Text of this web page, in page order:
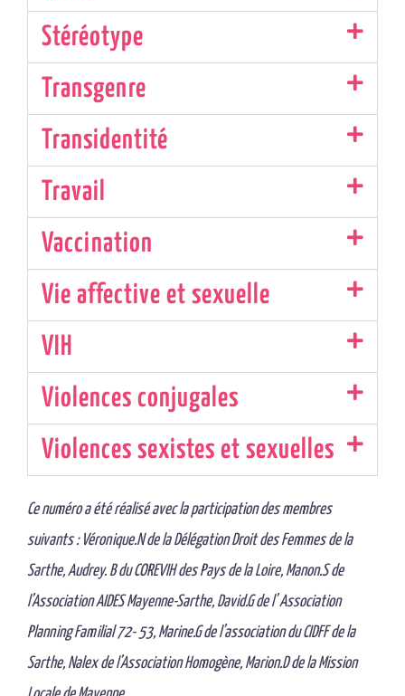
Stéréotype
Transgenre
Transidentité
Travail
Vaccination
Vie affective et sexuelle
VIH
Violences conjugales
Violences sexistes et sexuelles
Ce numéro a été réalisé avec la participation des membres
suivants : Véronique.N de la Délégation Droit des Femmes de la
Sarthe, Audrey. B du COREVIH des Pays de la Loire, Manon.S de
l’Association AIDES Mayenne-Sarthe, David.G de l’ Association
Planning Familial 72- 53, Marine.G de l’association du CIDFF de la
Sarthe, Nalex de l’Association Homogène, Marion.D de la Mission